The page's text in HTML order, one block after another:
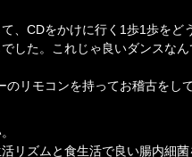
、CDをかけに行く1歩1歩をど
した。これじゃ良いダンスな
リモコンを持ってお稽古をして
リズムと食生活で良い腸内細